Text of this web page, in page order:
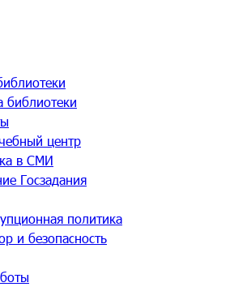
библиотеки
центр
в СМИ
Госзадания
политика
и безопасность